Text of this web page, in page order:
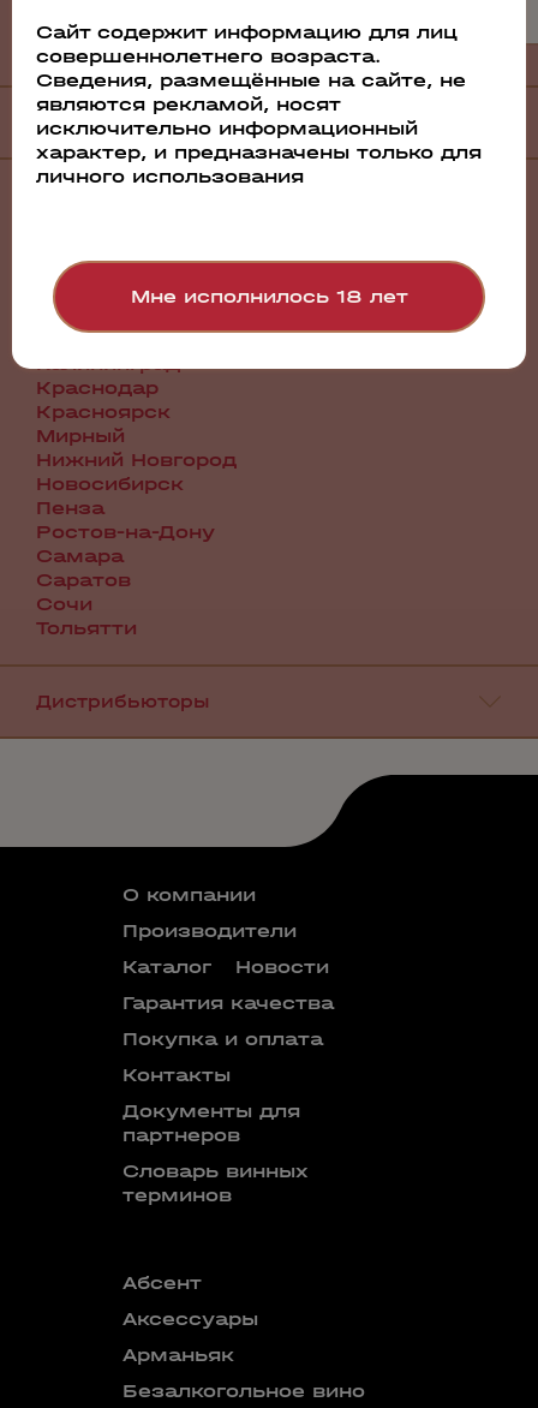
и дистрибьюторы
Филиалы
Волгоград
Воронеж
Екатеринбург
Иркутск
Калининград
Краснодар
Красноярск
Мирный
Нижний Новгород
Новосибирск
Пенза
Ростов-на-Дону
Самара
Саратов
Сочи
Тольятти
Дистрибьюторы
О компании
Производители
Каталог
Новости
Гарантия качества
Покупка и оплата
Контакты
Документы для
партнеров
Словарь винных
терминов
Абсент
Аксессуары
Арманьяк
Безалкогольное вино
Сайт содержит информацию для лиц
совершеннолетнего возраста.
Сведения, размещённые на сайте, не
являются рекламой, носят
исключительно информационный
характер, и предназначены только для
личного использования
Мне исполнилось 18 лет